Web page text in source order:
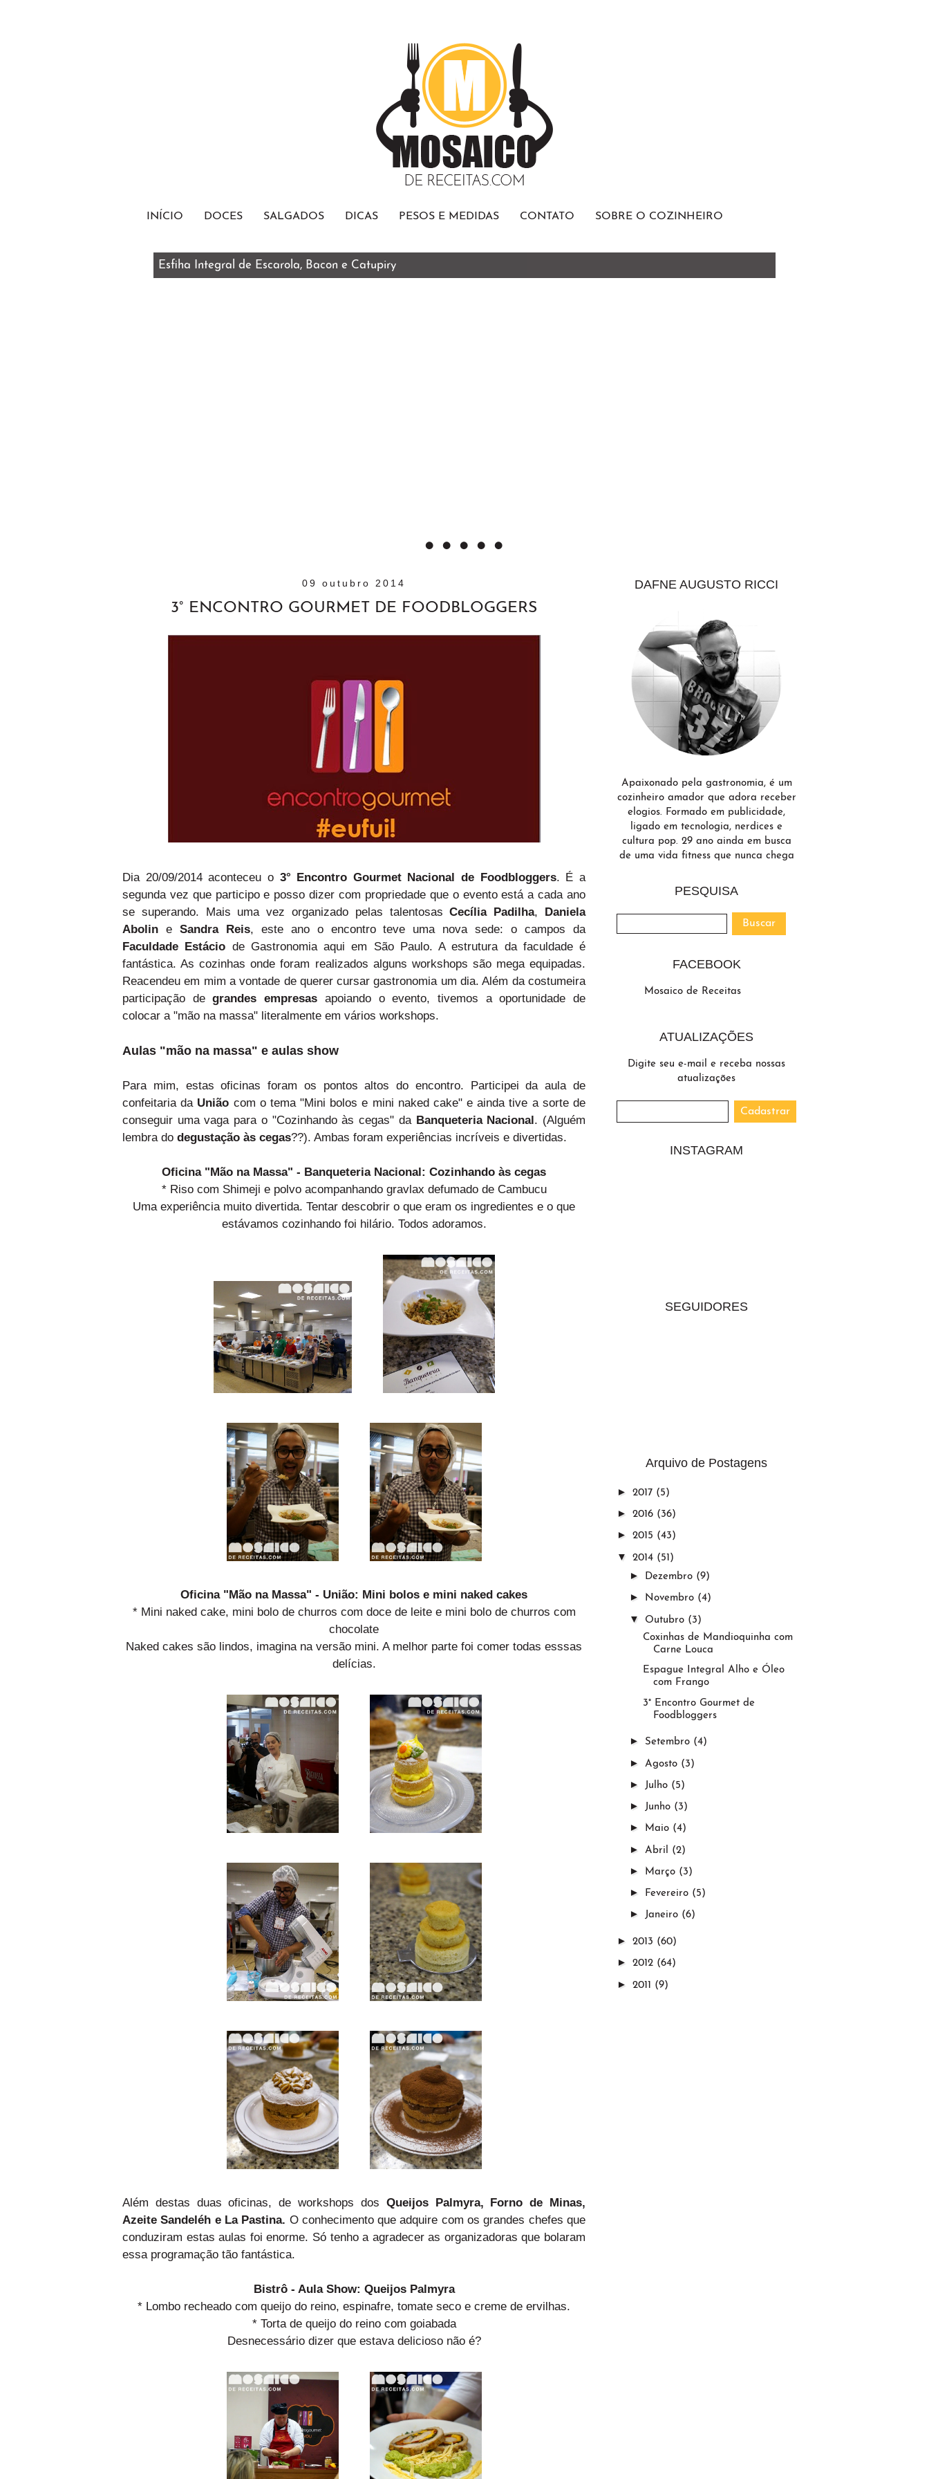
INÍCIO DOCES SALGADOS DICAS PESOS E MEDIDAS CONTATO SOBRE O COZINHEIRO
Esfiha Integral de Escarola, Bacon e Catupiry
09 outubro 2014
3° ENCONTRO GOURMET DE FOODBLOGGERS
Dia 20/09/2014 aconteceu o 3° Encontro Gourmet Nacional de Foodbloggers. É a
segunda vez que participo e posso dizer com propriedade que o evento está a cada ano
se superando. Mais uma vez organizado pelas talentosasCecília Padilha
Daniela
Abolin e Sandra Reis, este ano o encontro teve uma nova sede: o campos da
Faculdade Estácio de Gastronomia aqui em São Paulo. A estrutura da faculdade é
fantástica. As cozinhas onde foram realizados alguns workshops são mega equipadas.
Reacendeu em mim a vontade de querer cursar gastronomia um dia. Além da costumeira
participação degrandes empresas apoiando o evento, tivemos a oportunidade de
colocar a "mão na massa" literalmente em vários workshops.
Aulas "mão na massa" e aulas show
Para mim, estas oficinas foram os pontos altos do encontro. Participei da aula de
confeitaria da União com o tema "Mini bolos e mini naked cake" e ainda tive a sorte de
conseguir uma vaga para o "Cozinhando às cegas" da Banqueteria Nacional . (Alguém
lembra do degustação às cegas??). Ambas foram experiências incríveis e divertidas.
Oficina "Mão na Massa" - Banqueteria Nacional: Cozinhando às cegas
* Riso com Shimeji e polvo acompanhando gravlax defumado de Cambucu
Uma experiência muito divertida. Tentar descobrir o que eram os ingredientes e o que
estávamos cozinhando foi hilário. Todos adoramos.
Oficina "Mão na Massa" - União: Mini bolos e mini naked cakes
* Mini naked cake, mini bolo de churros com doce de leite e mini bolo de churros com
chocolate
Naked cakes são lindos, imagina na versão mini. A melhor parte foi comer todas esssas
delícias.
Além destas duas oficinas, de workshops dos Queijos Palmyra, Forno de Minas
Azeite Sandeléh e La Pastina.
O conhecimento que adquire com os grandes chefes que
conduziram estas aulas foi enorme. Só tenho a agradecer as organizadoras que bolaram
essa programação tão fantástica.
Bistrô - Aula Show: Queijos Palmyra
* Lombo recheado com queijo do reino, espinafre, tomate seco e creme de ervilhas.
* Torta de queijo do reino com goiabada
Desnecessário dizer que estava delicioso não é?
DAFNE AUGUSTO RICCI
Apaixonado pela gastronomia, é um
cozinheiro amador que adora receber
elogios. Formado em publicidade,
ligado em tecnologia, nerdices e
cultura pop. 29 ano ainda em busca
de uma vida fitness que nunca chega
PESQUISA
FACEBOOK
Mosaico de Receitas
ATUALIZAÇÕES
Digite seu e-mail e receba nossas
atualizações
INSTAGRAM
SEGUIDORES
Arquivo de Postagens
► 2017 (5)
► 2016 (36)
► 2015 (43)
▼ 2014 (51)
► Dezembro (9)
► Novembro (4)
▼ Outubro (3)
Coxinhas de Mandioquinha com
Carne Louca
Espague Integral Alho e Óleo
com Frango
3° Encontro Gourmet de
Foodbloggers
► Setembro (4)
► Agosto (3)
► Julho (5)
► Junho (3)
► Maio (4)
► Abril (2)
► Março (3)
► Fevereiro (5)
► Janeiro (6)
► 2013 (60)
► 2012 (64)
► 2011 (9)